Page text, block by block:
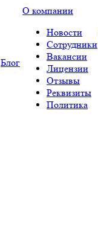
Блог
О компании
Новости
Сотрудники
Вакансии
Лицензии
Отзывы
Реквизиты
Политика